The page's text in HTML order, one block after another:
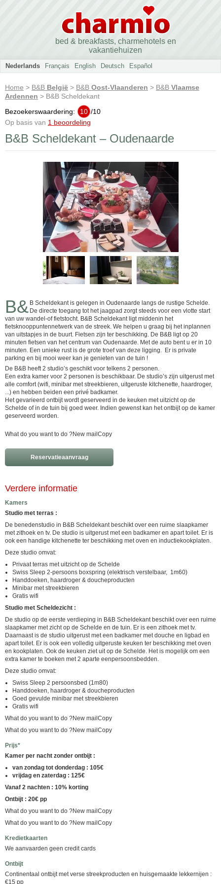
bed & breakfasts, charmehotels en
vakantiehuizen
Nederlands Français English Deutsch Español
Home > B&B België > B&B Oost-Vlaanderen > B&B Vlaamse
Ardennen > B&B Scheldekant
Bezoekerswaardering:
10 /10
Op basis van 1 beoordeling
B&B Scheldekant – Oudenaarde
B& B Scheldekant is gelegen in Oudenaarde langs de rustige Schelde.
De directe toegang tot het jaagpad zorgt steeds voor een vlotte start
van uw wandel-of fietstocht. B&B Scheldekant ligt middenin het
fietsknooppuntennetwerk van de streek. We helpen u graag bij het inplannen
van uitstapjes in de buurt. Fietsen zijn ter beschikking. De B&B ligt op 20
minuten fietsen van het centrum van Oudenaarde. Met de auto bent u er in 10
minuten. Een unieke rust is de grote troef van deze ligging. Er is private
parking en bij mooi weer kan je genieten van de tuin !
De B&B heeft 2 studio’s geschikt voor telkens 2 personen.
Een extra kamer voor 2 personen is beschikbaar. De studio’s zijn uitgerust met
alle comfort (wifi, minibar met streekbieren, uitgeruste kitchenette, haardroger,
...) en hebben beiden een privé badkamer.
Het gevarieerd ontbijt wordt geserveerd in de keuken met uitzicht op de
Schelde of in de tuin bij goed weer. Indien gewenst kan het ontbijt op de kamer
geserveerd worden.
What do you want to do ?New mailCopy
Reservatieaanvraag
Verdere informatie
Kamers
Studio met terras :
De benedenstudio in B&B Scheldekant beschikt over een ruime slaapkamer
met zithoek en tv. De studio is uitgerust met een badkamer en apart toilet. Er is
ook een handige kitchenette ter beschikking met oven en inductiekookplaten.
Deze studio omvat:
Privaat terras met uitzicht op de Schelde
Swiss Sleep 2-persoons boxspring (elektrisch verstelbaar, 1m60)
Handdoeken, haardroger & doucheproducten
Minibar met streekbieren
Gratis wifi
Studio met Scheldezicht :
De studio op de eerste verdieping in B&B Scheldekant beschikt over een ruime
slaapkamer met zicht op de Schelde en de tuin. Er is een zithoek met tv.
Daarnaast is de studio uitgerust met een badkamer met douche en ligbad en
apart toilet. Er is ook een volledig uitgeruste keuken ter beschikking met oven
en kookplaten. Ook de keuken ziet uit op de Schelde. Het is mogelijk om een
extra kamer te boeken met 2 aparte eenpersoonsbedden.
Deze studio omvat:
Swiss Sleep 2 persoonsbed (1m80)
Handdoeken, haardroger & doucheproducten
Goed gevulde minibar met streekbieren
Gratis wifi
What do you want to do ?New mailCopy
What do you want to do ?New mailCopy
Prijs*
Kamer per nacht zonder ontbijt :
van zondag tot donderdag : 105€
vrijdag en zaterdag : 125€
Vanaf 2 nachten : 10% korting
Ontbijt : 20€ pp
What do you want to do ?New mailCopy
What do you want to do ?New mailCopy
Kredietkaarten
We aanvaarden geen credit cards
Ontbijt
Continentaal ontbijt met verse streekproducten en huisgemaakte lekkernijen :
€15 pp